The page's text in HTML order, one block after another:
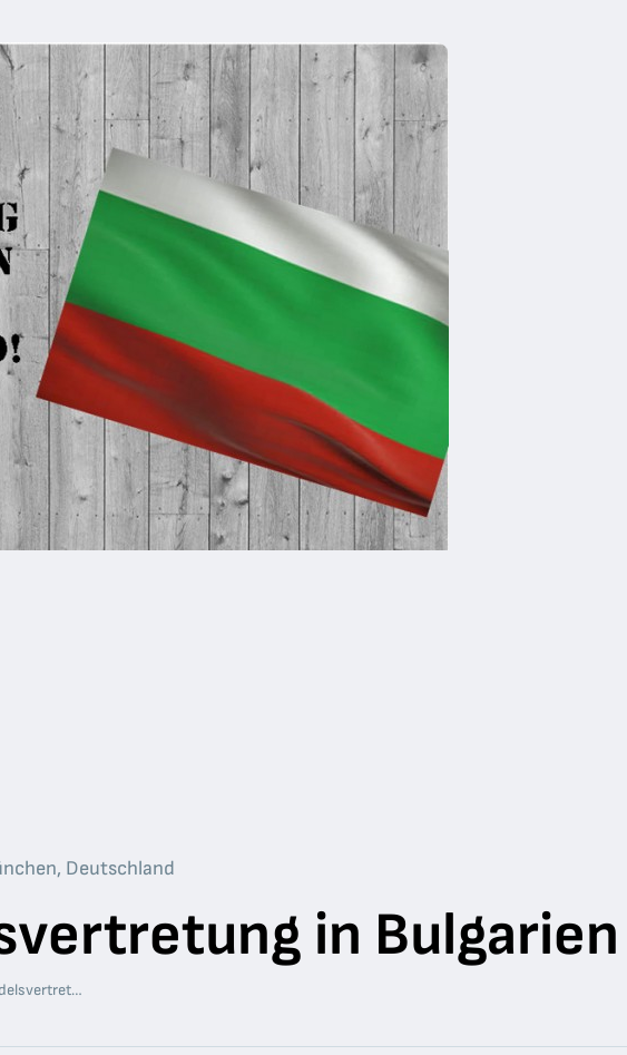
Deutschland
in Bulgarien
Rechtliche Aspekte einer Handelsvertretung in Bulgarien